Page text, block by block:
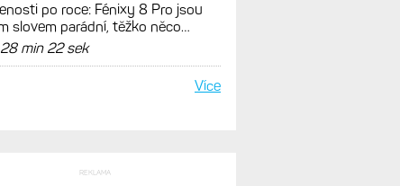
po roce: Fénixy 8 Pro jsou
slovem parádní, těžko něco
Ale ta nositelnost
28 min 22 sek
Více
REKLAMA